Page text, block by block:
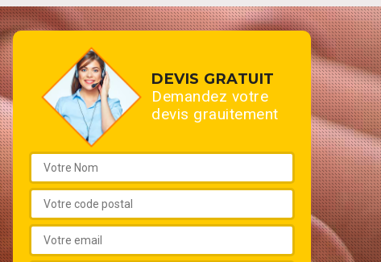
DEVIS GRATUIT
Demandez votre
devis grauitement